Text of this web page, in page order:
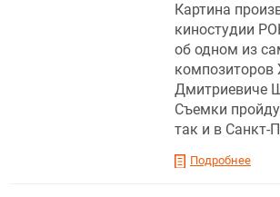
Картина
киностудии
об одном из
композиторов
Дмитриевиче
Съемки
так и в Санкт-
Подробнее